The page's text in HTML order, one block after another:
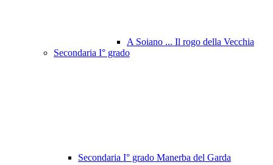
A Soiano ... Il rogo della Vecchia
Secondaria I° grado
Secondaria I° grado Manerba del Garda